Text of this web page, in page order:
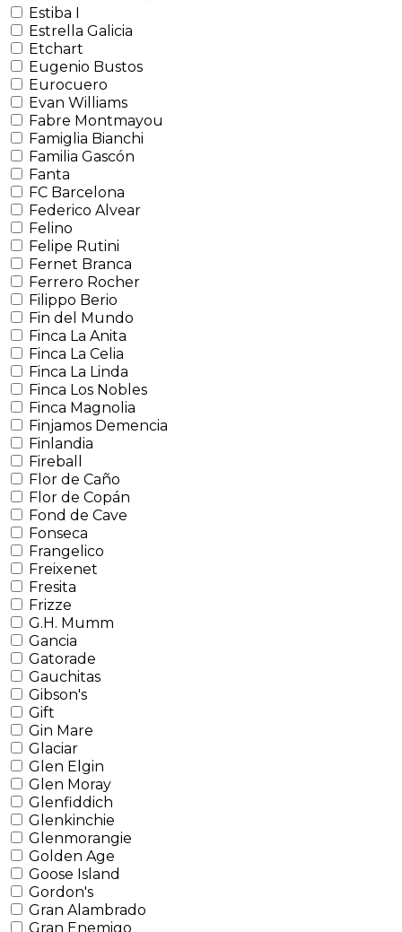
Estiba I
Estrella Galicia
Etchart
Eugenio Bustos
Eurocuero
Evan Williams
Fabre Montmayou
Famiglia Bianchi
Familia Gascón
Fanta
FC Barcelona
Federico Alvear
Felino
Felipe Rutini
Fernet Branca
Ferrero Rocher
Filippo Berio
Fin del Mundo
Finca La Anita
Finca La Celia
Finca La Linda
Finca Los Nobles
Finca Magnolia
Finjamos Demencia
Finlandia
Fireball
Flor de Caño
Flor de Copán
Fond de Cave
Fonseca
Frangelico
Freixenet
Fresita
Frizze
G.H. Mumm
Gancia
Gatorade
Gauchitas
Gibson's
Gift
Gin Mare
Glaciar
Glen Elgin
Glen Moray
Glenfiddich
Glenkinchie
Glenmorangie
Golden Age
Goose Island
Gordon's
Gran Alambrado
Gran Enemigo